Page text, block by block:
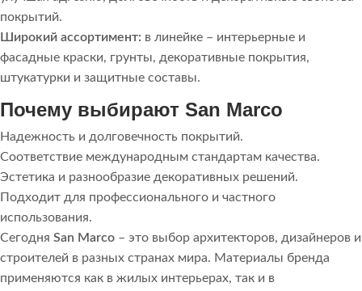
покрытий.
Широкий ассортимент: в линейке – интерьерные и
фасадные краски, грунты, декоративные покрытия,
штукатурки и защитные составы.
Почему выбирают San Marco
Надежность и долговечность покрытий.
Соответствие международным стандартам качества.
Эстетика и разнообразие декоративных решений.
Подходит для профессионального и частного
использования.
Сегодня San Marco – это выбор архитекторов, дизайнеров и
строителей в разных странах мира. Материалы бренда
применяются как в жилых интерьерах, так и в